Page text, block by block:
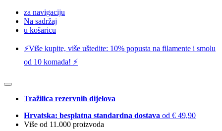
za navigaciju
Na sadržaj
u košaricu
⚡️Više kupite, više uštedite: 10% popusta na filamente i smolu
od 10 komada! ⚡️
Tražilica rezervnih dijelova
Hrvatska: besplatna standardna dostava od € 49,90
Više od 11.000 proizvoda